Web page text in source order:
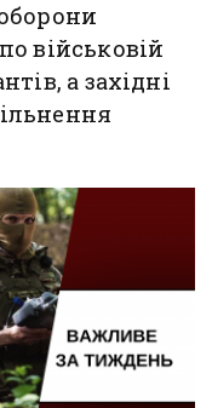
військовій
а західні